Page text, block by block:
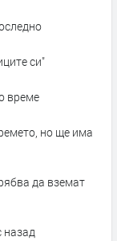
си"
време
но ще има
да вземат
назад